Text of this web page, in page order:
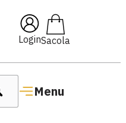
Login
Menu
Femininos